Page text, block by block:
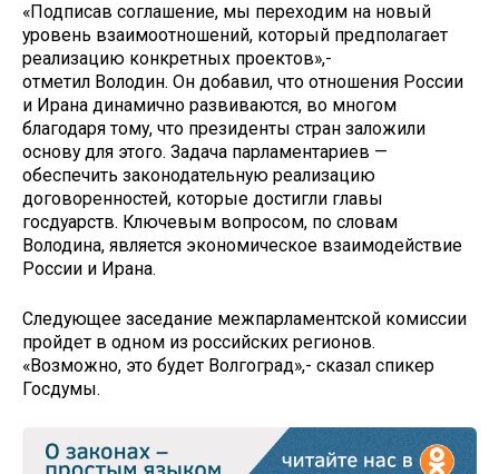
«Подписав соглашение, мы переходим на новый
уровень взаимоотношений, который предполагает
реализацию конкретных проектов»,-
отметил Володин. Он добавил, что отношения России
и Ирана динамично развиваются, во многом
благодаря тому, что президенты стран заложили
основу для этого. Задача парламентариев —
обеспечить законодательную реализацию
договоренностей, которые достигли главы
госдуарств. Ключевым вопросом, по словам
Володина, является экономическое взаимодействие
России и Ирана.
Следующее заседание межпарламентской комиссии
пройдет в одном из российских регионов.
«Возможно, это будет Волгоград»,- сказал спикер
Госдумы.